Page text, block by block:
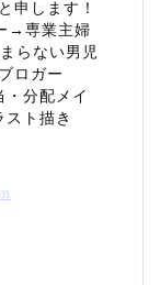
申します！
→専業主婦
らない男児
ロガー
・分配メイ
ト描き